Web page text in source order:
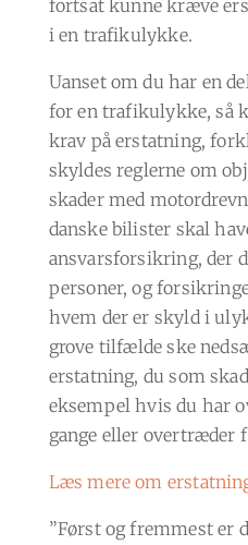
fortsat kunne kræve
i en trafikulykke.
Uanset om du har en
for en trafikulykke, så
krav på erstatning,
skyldes reglerne om
skader med
danske bilister skal
ansvarsforsikring, der
personer, og
hvem der er skyld i
grove tilfælde ske
erstatning, du som
eksempel hvis du har
gange eller overtræder
Læs mere om
”Først og fremmest er